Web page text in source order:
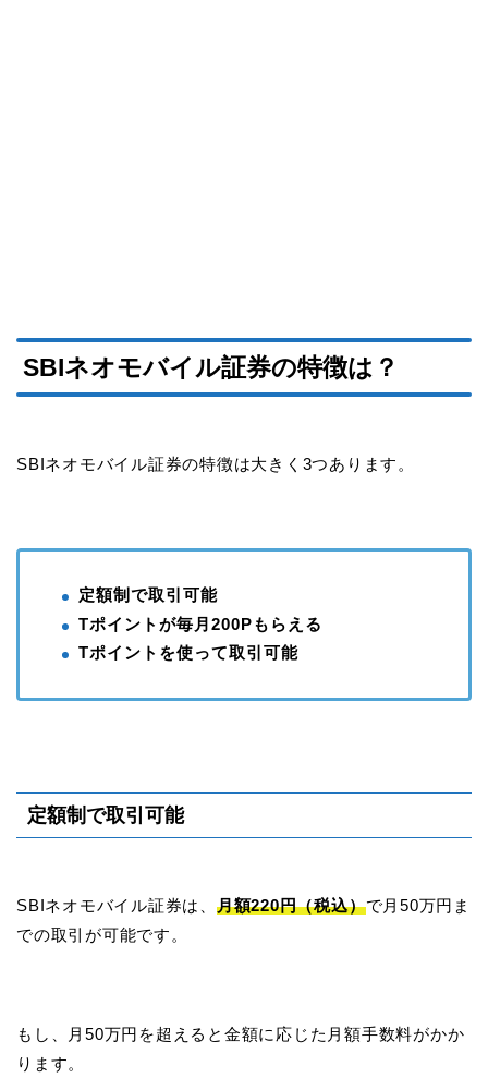
SBIネオモバイル証券の特徴は？
SBIネオモバイル証券の特徴は大きく3つあります。
定額制で取引可能
Tポイントが毎月200Pもらえる
Tポイントを使って取引可能
定額制で取引可能
SBIネオモバイル証券は、 月額220円（税込）で月50万円ま
での取引が可能です。
もし、月50万円を超えると金額に応じた月額手数料がかか
ります。